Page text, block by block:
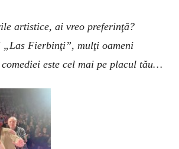
artistice, ai vreo preferinţă?
Fierbinţi”, mulţi oameni
este cel mai pe placul tău…